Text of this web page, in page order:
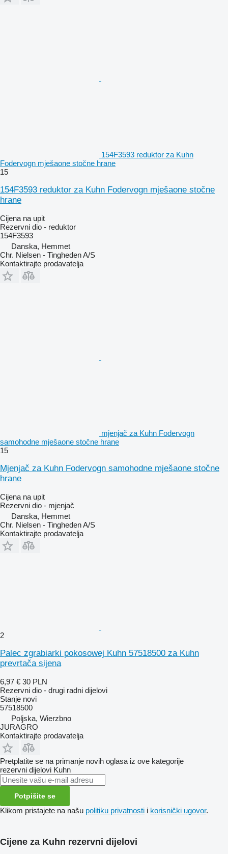
154F3593 reduktor za Kuhn
Fodervogn mješaone stočne hrane
15
154F3593 reduktor za Kuhn Fodervogn mješaone stočne
hrane
Cijena na upit
Rezervni dio - reduktor
154F3593
Danska, Hemmet
Chr. Nielsen - Tingheden A/S
Kontaktirajte prodavatelja
mjenjač za Kuhn Fodervogn
samohodne mješaone stočne hrane
15
Mjenjač za Kuhn Fodervogn samohodne mješaone stočne
hrane
Cijena na upit
Rezervni dio - mjenjač
Danska, Hemmet
Chr. Nielsen - Tingheden A/S
Kontaktirajte prodavatelja
2
Palec zgrabiarki pokosowej Kuhn 57518500 za Kuhn
prevrtača sijena
6,97 € 30 PLN
Rezervni dio - drugi radni dijelovi
Stanje novi
57518500
Poljska, Wierzbno
JURAGRO
Kontaktirajte prodavatelja
Pretplatite se na primanje novih oglasa iz ove kategorije
rezervni dijelovi Kuhn
Potpišite se
Klikom pristajete na našu politiku privatnosti i korisnički ugovor.
Cijene za Kuhn rezervni dijelovi